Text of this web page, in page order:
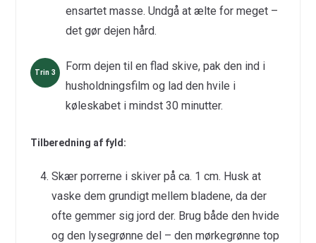
ensartet masse. Undgå at ælte for meget –
det gør dejen hård.
Form dejen til en flad skive, pak den ind i
husholdningsfilm og lad den hvile i
køleskabet i mindst 30 minutter.
Tilberedning af fyld:
Skær porrerne i skiver på ca. 1 cm. Husk at
vaske dem grundigt mellem bladene, da der
ofte gemmer sig jord der. Brug både den hvide
og den lysegrønne del – den mørkegrønne top